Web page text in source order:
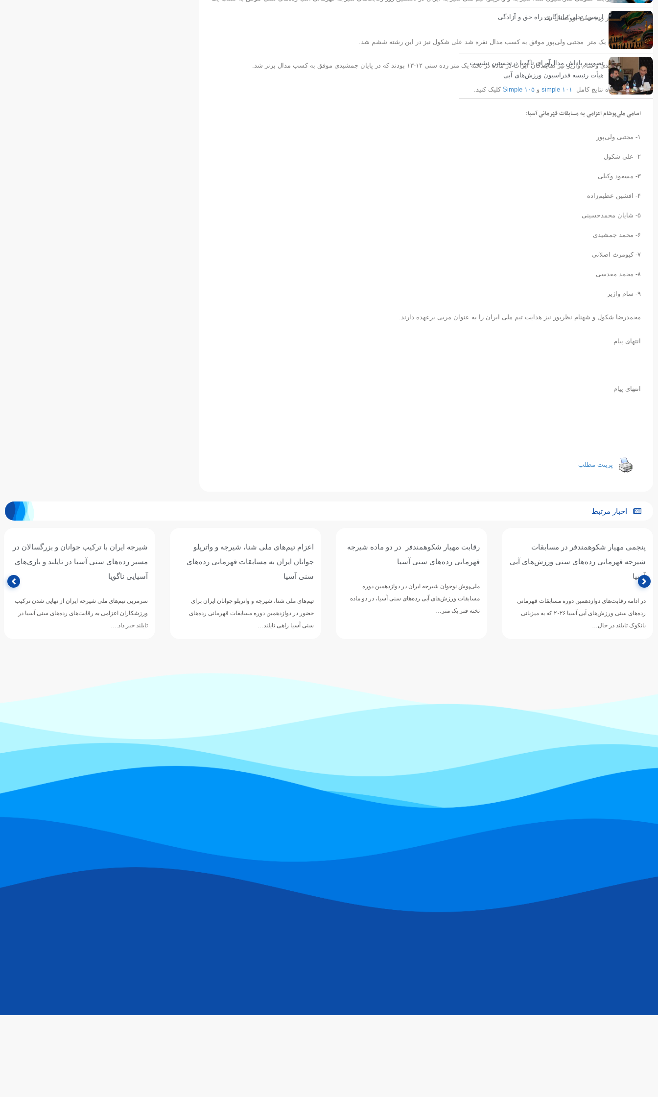
مدال نقره در رده سنی بزرگسال شد.
در ماده تخته یک متر مجتبی ولی‌پور موفق به کسب مدال نقره شد علی شکول نیز در این رشته ششم شد.
محمد جمشیدی و سام واژیر نیز نمایندگان ایرات در ماده در تخته یک متر رده سنی ۱۲-۱۳ بودند که در پایان جمشیدی موفق به کسب مدال برنز شد.
برای مشاهده نتایج کامل ۱۰۱ simple و ۱۰۵ Simple کلیک کنید.
اسامی ملی‌پوشام اعزامی به مسابقات قهرمانی آسیا:
۱- مجتبی ولی‌پور
۲- علی شکول
۳- مسعود وکیلی
۴- افشین عظیم‌زاده
۵- شایان محمدحسینی
۶- محمد جمشیدی
۷- کیومرث اصلانی
۸- محمد مقدسی
۹- سام واژیر
محمدرضا شکول و شهنام نظرپور نیز هدایت تیم ملی ایران را به عنوان مربی برعهده دارند.
انتهای پیام
انتهای پیام
پرینت مطلب
اربعین؛ تجلی ماندگاری راه حق و آزادگی
تصویب پاداش مدال‌آوران ناگویا درنخستین نشست
هیأت رئیسه فدراسیون ورزش‌های آبی
اخبار مرتبط
پنجمی مهیار شکوهمندفر در مسابقات
شیرجه قهرمانی رده‌های سنی ورزش‌های آبی
آسیا
در ادامه رقابت‌های دوازدهمین دوره مسابقات قهرمانی
رده‌های سنی ورزش‌های آبی آسیا ۲۰۲۶ که به میزبانی
بانکوک تایلند در حال…
رقابت مهیار شکوهمندفر در دو ماده شیرجه
قهرمانی رده‌های سنی آسیا
ملی‌پوش نوجوان شیرجه ایران در دوازدهمین دوره
مسابقات ورزش‌های آبی رده‌های سنی آسیا، در دو ماده
تخته فنر یک متر…
اعزام تیم‌های ملی شنا، شیرجه و واترپلو
جوانان ایران به مسابقات قهرمانی رده‌های
سنی آسیا
تیم‌های ملی شنا، شیرجه و واترپلو جوانان ایران برای
حضور در دوازدهمین دوره مسابقات قهرمانی رده‌های
سنی آسیا راهی تایلند…
شیرجه ایران با ترکیب جوانان و بزرگسالان در
مسیر رده‌های سنی آسیا در تایلند و بازی‌های
آسیایی ناگویا
سرمربی تیم‌های ملی شیرجه ایران از نهایی شدن ترکیب
ورزشکاران اعزامی به رقابت‌های رده‌های سنی آسیا در
تایلند خبر داد.…